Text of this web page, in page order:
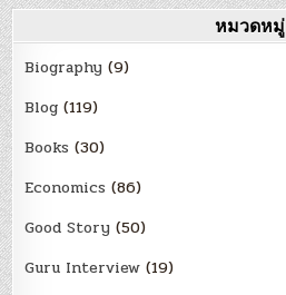
หมวดหมู่
Biography (9)
Blog (119)
Books (30)
Economics (86)
Good Story (50)
Guru Interview (19)